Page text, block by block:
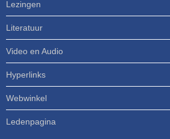
Lezingen
Literatuur
Video en Audio
Hyperlinks
Webwinkel
Ledenpagina